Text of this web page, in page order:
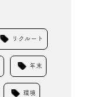
リクルート
年末
環境